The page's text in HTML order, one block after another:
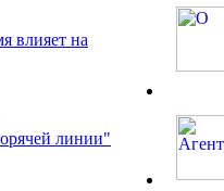
влияет на
линии"